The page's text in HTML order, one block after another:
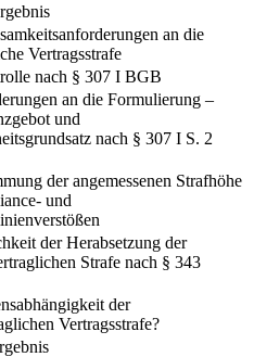
an die
Vertragsstrafe
nach § 307 I BGB
an die Formulierung –
und
nach § 307 I S. 2
der angemessenen Strafhöhe
und
der Herabsetzung der
Strafe nach § 343
der
Vertragsstrafe?